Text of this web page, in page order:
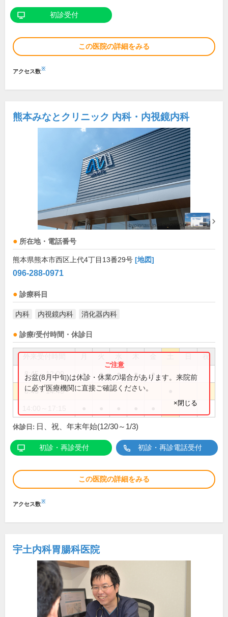
初診受付
この医院の詳細をみる
アクセス数※
熊本みなとクリニック 内科・内視鏡内科
所在地・電話番号
熊本県熊本市西区上代4丁目13番29号 [地図]
096-288-0971
診療科目
内科 内視鏡内科 消化器内科
診療/受付時間・休診日
祝
8:45～12:00 ● ● ● ● ●
8:45～14:45
お盆(8月中旬)は休診・休業の場合があります。来院前
に必ず医療機関に直接ご確認ください。
×閉じる
休診日: 日、祝、年末年始(12/30～1/3)
初診・再診受付 初診・再診電話受付
この医院の詳細をみる
アクセス数※
宇土内科胃腸科医院